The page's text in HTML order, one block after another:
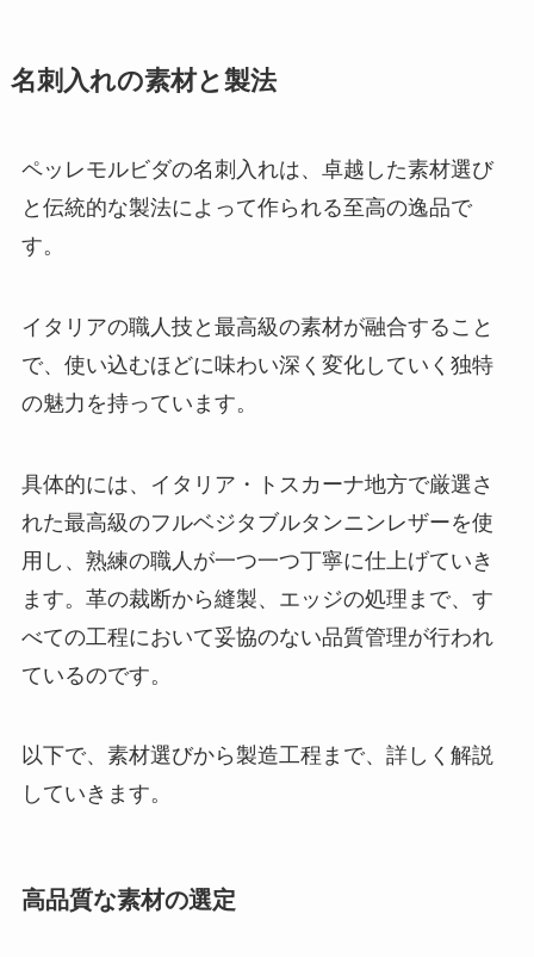
名刺入れの素材と製法
ペッレモルビダの名刺入れは、卓越した素材選び
と伝統的な製法によって作られる至高の逸品で
す。
イタリアの職人技と最高級の素材が融合すること
で、使い込むほどに味わい深く変化していく独特
の魅力を持っています。
具体的には、イタリア・トスカーナ地方で厳選さ
れた最高級のフルベジタブルタンニンレザーを使
用し、熟練の職人が一つ一つ丁寧に仕上げていき
ます。革の裁断から縫製、エッジの処理まで、す
べての工程において妥協のない品質管理が行われ
ているのです。
以下で、素材選びから製造工程まで、詳しく解説
していきます。
高品質な素材の選定